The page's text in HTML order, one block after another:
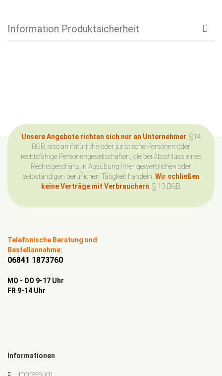
Information Produktsicherheit
Unsere Angebote richten sich nur an Unternehmer , §14
BGB, also an natürliche oder juristische Personen oder
rechtsfähige Personengesellschaften, die bei Abschluss eines
Rechtsgeschäfts in Ausübung ihrer gewerblichen oder
selbständigen beruflichen Tätigkeit handeln. Wir schließen
keine Verträge mit Verbrauchern , § 13 BGB.
Telefonische Beratung und
Bestellannahme:
06841 1873760
MO - DO 9-17 Uhr
FR 9-14 Uhr
Informationen
Impressum